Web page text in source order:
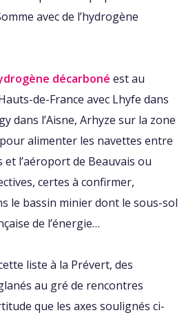
avec de l’hydrogène
décarboné est au
de-France avec Lhyfe dans
dans l’Aisne, Arhyze sur la zone
alimenter les navettes entre
l’aéroport de Beauvais ou
certes à confirmer,
le bassin minier dont le sous-sol
de l’énergie…
liste à la Prévert, des
au gré de rencontres
que les axes soulignés ci-